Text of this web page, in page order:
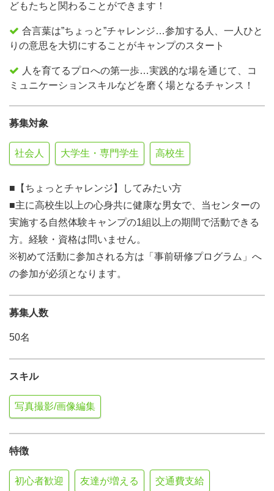
どもたちと関わることができます！
合言葉は”ちょっと”チャレンジ…参加する人、一人ひと
りの意思を大切にすることがキャンプのスタート
人を育てるプロへの第一歩…実践的な場を通じて、コ
ミュニケーションスキルなどを磨く場となるチャンス！
募集対象
社会人 大学生・専門学生 高校生
■【ちょっとチャレンジ】してみたい方
■主に高校生以上の心身共に健康な男女で、当センターの
実施する自然体験キャンプの1組以上の期間で活動できる
方。経験・資格は問いません。
※初めて活動に参加される方は「事前研修プログラム」へ
の参加が必須となります。
募集人数
50名
スキル
写真撮影/画像編集
特徴
初心者歓迎 友達が増える 交通費支給